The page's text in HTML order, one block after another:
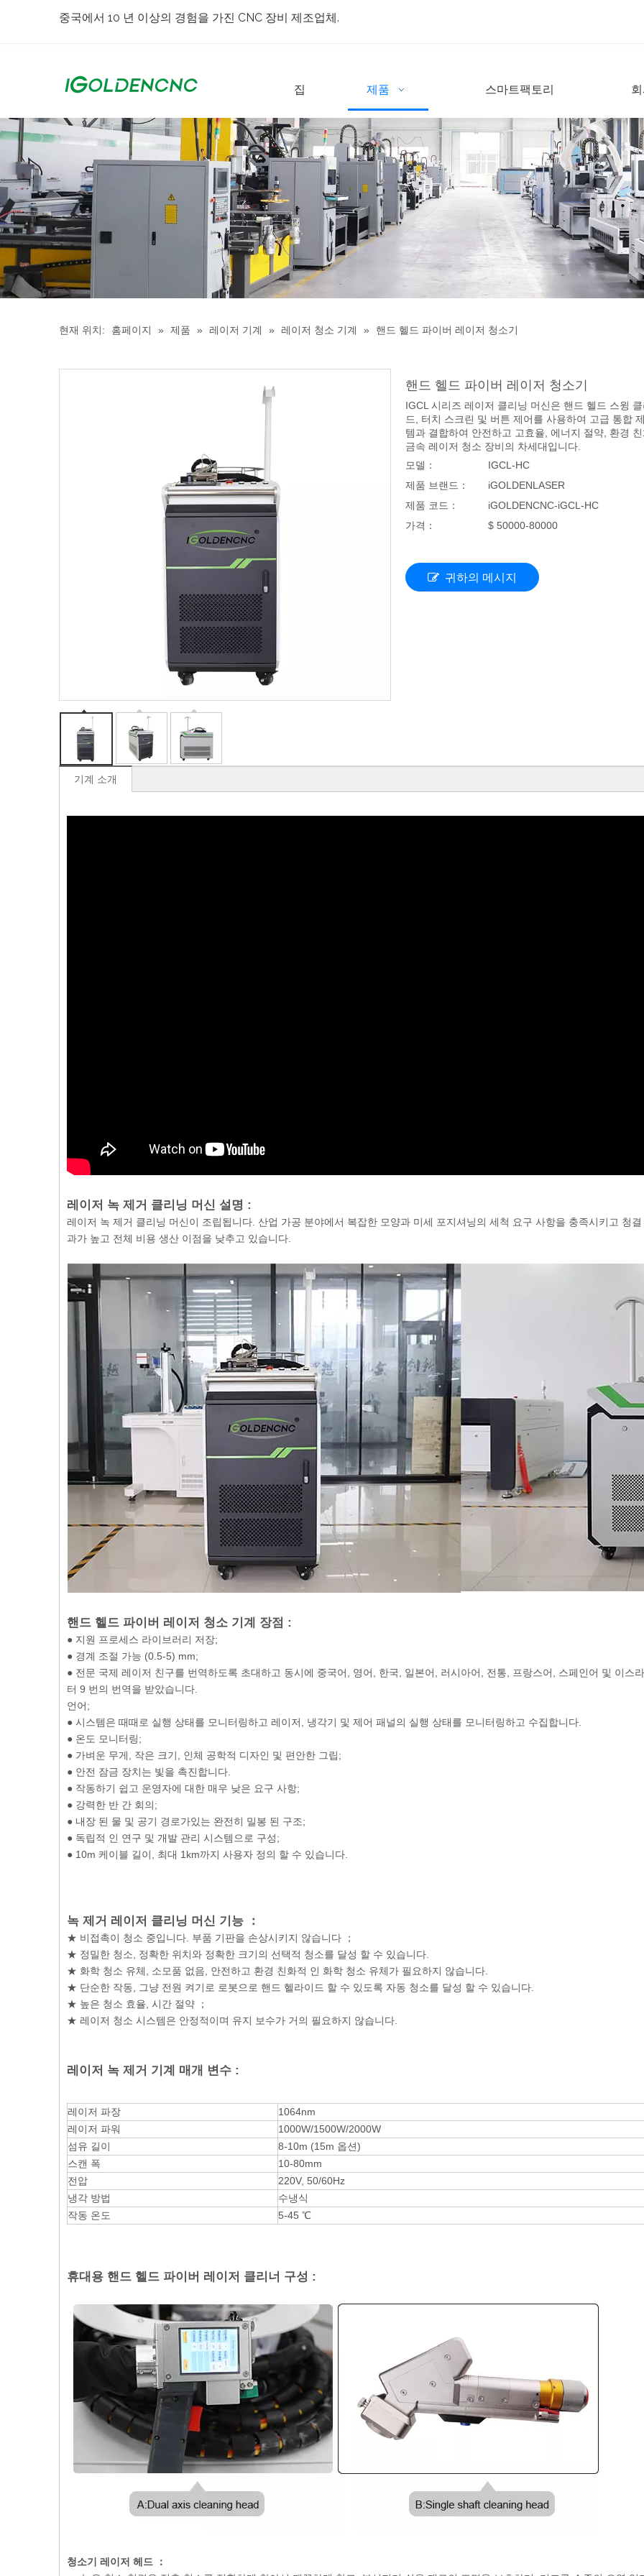
중국에서 10 년 이상의 경험을 가진 CNC 장비 제조업체.
집 제품 스마트팩토리
현재 위치: 홈페이지 » 제품 » 레이저 기계 » 레이저 청소 기계 » 핸드 헬드 파이버 레이저 청소기
핸드 헬드 파이버 레이저 청소기
IGCL 시리즈 레이저 클리닝 머신은 핸드 헬드 스윙
드, 터치 스크린 및 버튼 제어를 사용하여 고급 통합
템과 결합하여 안전하고 고효율, 에너지 절약, 환경
금속 레이저 청소 장비의 차세대입니다.
모델：
IGCL-HC
제품 브랜드：
iGOLDENLASER
제품 코드：
iGOLDENCNC-iGCL-HC
가격：
$ 50000-80000
귀하의 메시지
기계 소개
레이저 녹 제거 클리닝 머신 설명 :
레이저 녹 제거 클리닝 머신이 조립됩니다. 산업 가공 분야에서 복잡한 모양과 미세 포지셔닝의 세척 요구 사항을 충족시키고 청
과가 높고 전체 비용 생산 이점을 낮추고 있습니다.
핸드 헬드 파이버 레이저 청소 기계 장점 :
● 지원 프로세스 라이브러리 저장;
● 경계 조절 가능 (0.5-5) mm;
● 전문 국제 레이저 친구를 번역하도록 초대하고 동시에 중국어, 영어, 한국, 일본어, 러시아어, 전통, 프랑스어, 스페인어 및 이스
터 9 번의 번역을 받았습니다.
언어;
● 시스템은 때때로 실행 상태를 모니터링하고 레이저, 냉각기 및 제어 패널의 실행 상태를 모니터링하고 수집합니다.
● 온도 모니터링;
● 가벼운 무게, 작은 크기, 인체 공학적 디자인 및 편안한 그립;
● 안전 잠금 장치는 빛을 촉진합니다.
● 작동하기 쉽고 운영자에 대한 매우 낮은 요구 사항;
● 강력한 반 간 회의;
● 내장 된 물 및 공기 경로가있는 완전히 밀봉 된 구조;
● 독립적 인 연구 및 개발 관리 시스템으로 구성;
● 10m 케이블 길이, 최대 1km까지 사용자 정의 할 수 있습니다.
녹 제거 레이저 클리닝 머신 기능 ：
★ 비접촉이 청소 중입니다. 부품 기판을 손상시키지 않습니다 ；
★ 정밀한 청소, 정확한 위치와 정확한 크기의 선택적 청소를 달성 할 수 있습니다.
★ 화학 청소 유체, 소모품 없음, 안전하고 환경 친화적 인 화학 청소 유체가 필요하지 않습니다.
★ 단순한 작동, 그냥 전원 켜기로 로봇으로 핸드 헬라이드 할 수 있도록 자동 청소를 달성 할 수 있습니다.
★ 높은 청소 효율, 시간 절약 ；
★ 레이저 청소 시스템은 안정적이며 유지 보수가 거의 필요하지 않습니다.
레이저 녹 제거 기계 매개 변수 :
레이저 파장
1064nm
레이저 파워
1000W/1500W/2000W
섬유 길이
8-10m (15m 옵션)
스캔 폭
10-80mm
전압
220V, 50/60Hz
냉각 방법
수냉식
작동 온도
5-45 ℃
휴대용 핸드 헬드 파이버 레이저 클리너 구성 :
청소기 레이저 헤드 ：